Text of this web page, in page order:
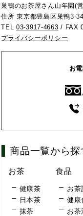
巣鴨のお茶屋さん山年園(
住所 東京都豊島区巣鴨3-
TEL03-3917-4663 / FAX
プライバシーポリシー
お
商品一覧から探
お茶
健康茶
日本茶
抹茶
食品
お茶
健康
お茶